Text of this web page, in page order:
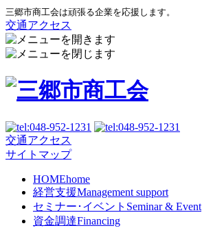
三郷市商工会は頑張る企業を応援します。
交通アクセス
交通アクセス
サイトマップ
HOMEhome
経営支援Management support
セミナー･イベント Seminar & Event
資金調達Financing